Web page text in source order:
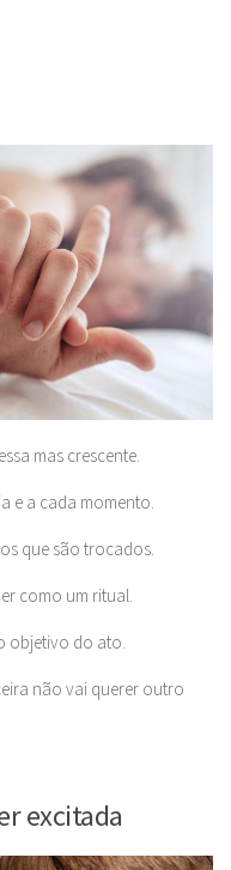
mas crescente.
e a cada momento.
que são trocados.
como um ritual.
objetivo do ato.
não vai querer outro
excitada